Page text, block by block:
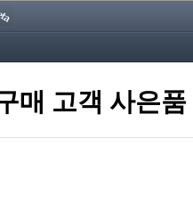
매 고객 사은